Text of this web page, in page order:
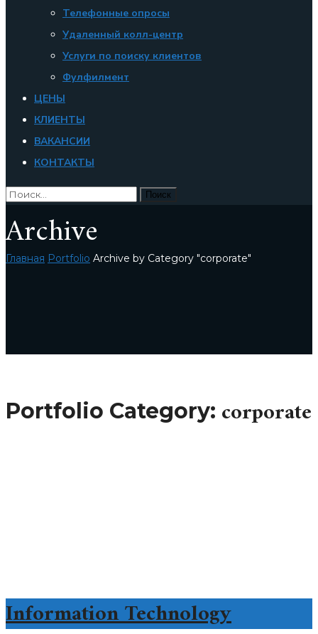
Телефонные опросы
Удаленный колл-центр
Услуги по поиску клиентов
Фулфилмент
ЦЕНЫ
КЛИЕНТЫ
ВАКАНСИИ
КОНТАКТЫ
Archive
Главная Portfolio Archive by Category "corporate"
Portfolio Category: corporate
Information Technology